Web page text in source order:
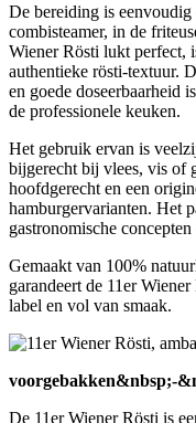
De bereiding is
combisteamer, in de
Wiener Rösti lukt perfect,
authentieke rösti-textuur.
en goede doseerbaarheid
de professionele keuken.
Het gebruik ervan is
bijgerecht bij vlees, vis of
hoofdgerecht en een
hamburgervarianten. Het
gastronomische
Gemaakt van 100%
garandeert de 11er
label en vol van smaak.
voorgebakken&nbsp;-
De 11er Wiener Rösti is